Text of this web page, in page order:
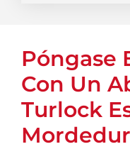
Póngase
Con Un
Turlock